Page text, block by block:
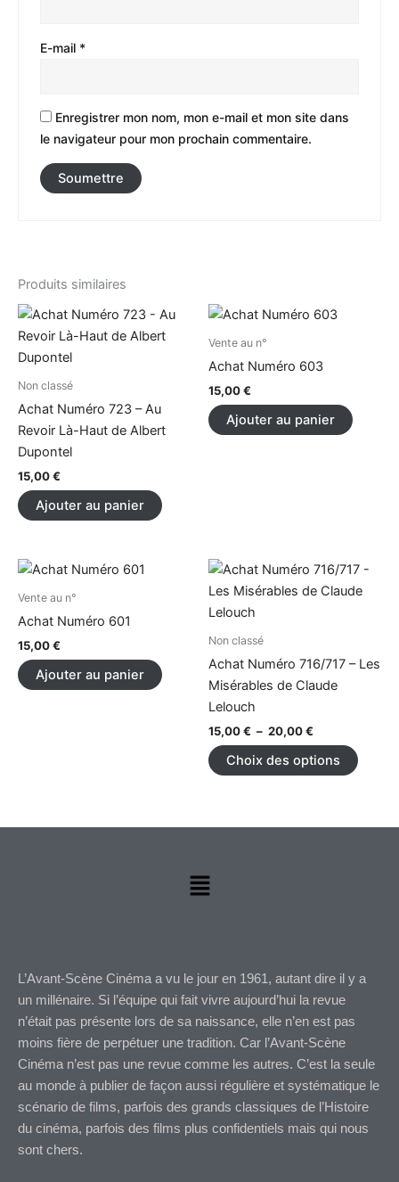
E-mail *
Enregistrer mon nom, mon e-mail et mon site dans
le navigateur pour mon prochain commentaire.
Produits similaires
Non classé
Achat Numéro 723 – Au
Revoir Là-Haut de Albert
Dupontel
15,00€
Ajouter au panier
Vente au n°
Achat Numéro 603
15,00€
Ajouter au panier
Vente au n°
Achat Numéro 601
15,00€
Ajouter au panier
Non classé
Achat Numéro 716/717 – Les
Misérables de Claude
Lelouch
15,00€ – 20,00€
Plage
prix :
Choix des options
Ce
produit
page
Menu
L’Avant-Scène Cinéma a vu le jour en 1961, autant dire il y a
un millénaire. Si l’équipe qui fait vivre aujourd’hui la revue
n’était pas présente lors de sa naissance, elle n’en est pas
moins fière de perpétuer une tradition. Car l’Avant-Scène
Cinéma n’est pas une revue comme les autres. C’est la seule
au monde à publier de façon aussi régulière et systématique le
scénario de films, parfois des grands classiques de l’Histoire
du cinéma, parfois des films plus confidentiels mais qui nous
sont chers.